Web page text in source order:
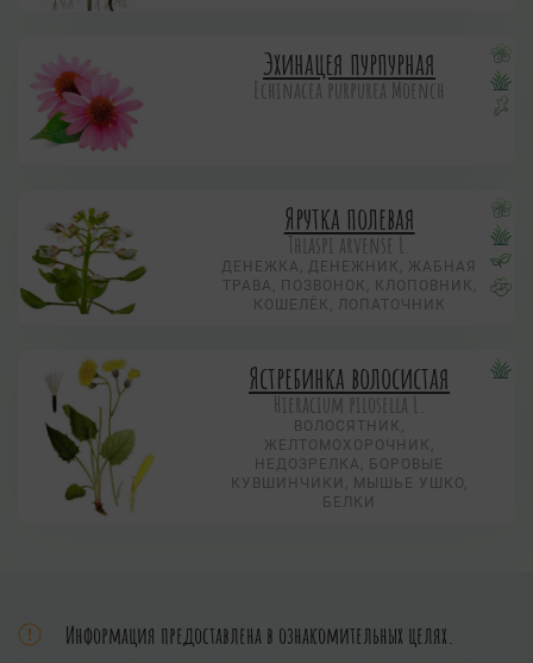
Эхинацея пурпурная
Echinacea purpurea Moench
Ярутка полевая
Thlaspi arvense L.
ДЕНЕЖКА, ДЕНЕЖНИК, ЖАБНАЯ
ТРАВА, ПОЗВОНОК, КЛОПОВНИК,
КОШЕЛЁК, ЛОПАТОЧНИК
Ястребинка волосистая
Hieracium pilosella L.
ВОЛОСЯТНИК,
ЖЕЛТОМОХОРОЧНИК,
НЕДОЗРЕЛКА, БОРОВЫЕ
КУВШИНЧИКИ, МЫШЬЕ УШКО,
БЕЛКИ
Информация предоставлена в ознакомительных целях.